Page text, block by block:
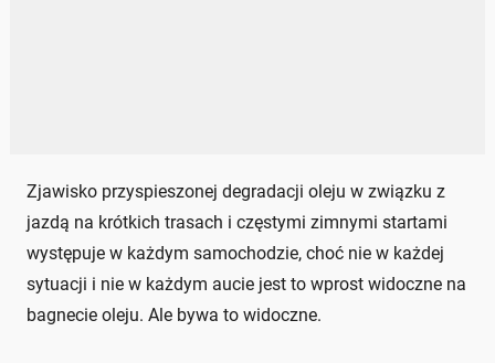
Zjawisko przyspieszonej degradacji oleju w związku z
jazdą na krótkich trasach i częstymi zimnymi startami
występuje w każdym samochodzie, choć nie w każdej
sytuacji i nie w każdym aucie jest to wprost widoczne na
bagnecie oleju. Ale bywa to widoczne.